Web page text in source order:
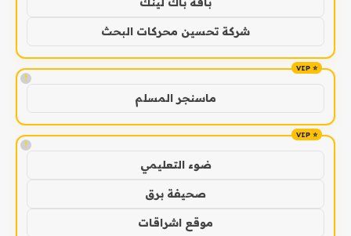
شركة تحسين محركات البحث
!
ماسنجر المسلم
!
ضوء التعليمي
صحيفة برق
موقع اشراقات